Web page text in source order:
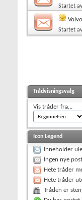
Startet
Startet
Trådvisningsvalg
Vis tråder fra...
Icon Legend
Inneholder
Ingen nye
Hete tråder
Hete tråder
Tråden er